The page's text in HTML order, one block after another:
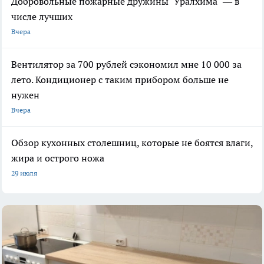
числе лучших
Вчера
Вентилятор за 700 рублей сэкономил мне 10 000 за
лето. Кондиционер с таким прибором больше не
нужен
Вчера
Обзор кухонных столешниц, которые не боятся влаги,
жира и острого ножа
29 июля